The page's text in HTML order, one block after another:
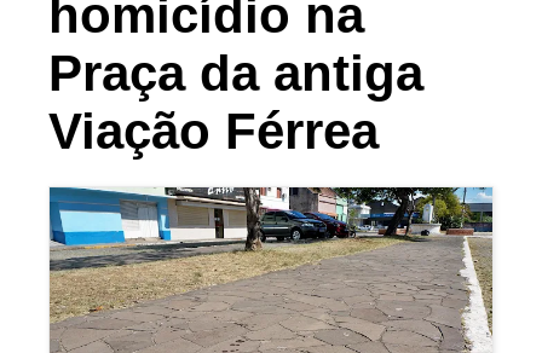
homicídio na
Praça da antiga
Viação Férrea